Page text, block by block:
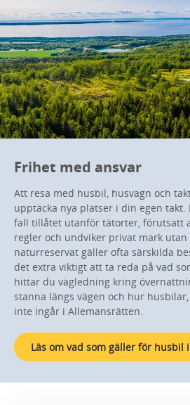
Frihet med ansvar
Att resa med husbil, husvagn och
upptäcka nya platser i din egen takt.
fall tillåtet utanför tätorter, förutsatt
regler och undviker privat mark
naturreservat gäller ofta särskilda
det extra viktigt att ta reda på vad
hittar du vägledning kring
stanna längs vägen och hur
inte ingår i Allemansrätten.
Läs om vad som gäller för husbil